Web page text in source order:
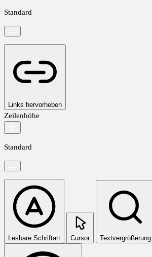
Standard
Links hervorheben
Zeilenhöhe
Standard
Lesbare Schriftart Cursor Textvergrößerung